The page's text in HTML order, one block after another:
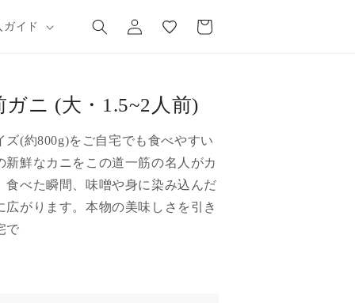
ガイド
イ
に
ー
ニ (大・1.5~2人前)
(約800g)をご自宅でも食べやすい
鮮なカニをこの道一筋の名人がカ
べた瞬間、味噌や身に染み込んだ
がります。本物の美味しさを引き
で